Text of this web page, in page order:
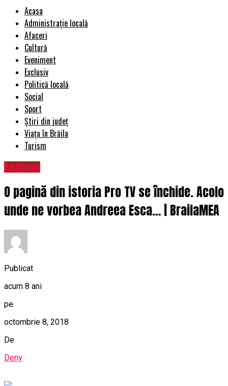
Acasa
Administrație locală
Afaceri
Cultură
Eveniment
Exclusiv
Politică locală
Social
Sport
Știri din județ
Viața în Brăila
Turism
Exclusiv
O pagină din istoria Pro TV se închide. Acolo
unde ne vorbea Andreea Esca… | BrailaMEA
Publicat
acum 8 ani
pe
octombrie 8, 2018
De
Deny